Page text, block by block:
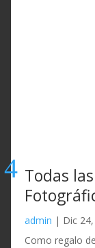
Todas
admin | Dic
Como regalo